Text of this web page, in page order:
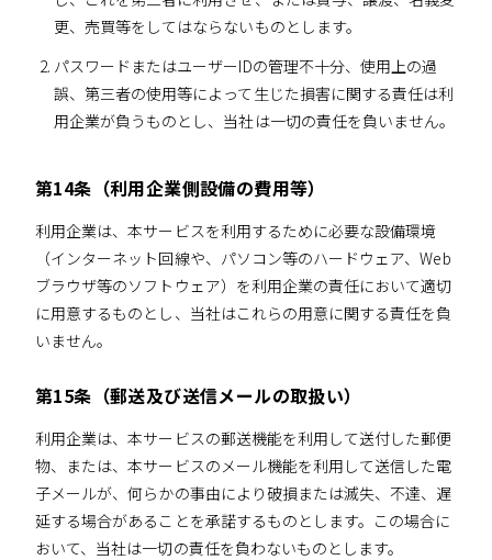
更、売買等をしてはならないものとします。
パスワードまたはユーザーIDの管理不十分、使用上の過
誤、第三者の使用等によって生じた損害に関する責任は利
用企業が負うものとし、当社は一切の責任を負いません。
第14条（利用企業側設備の費用等）
利用企業は、本サービスを利用するために必要な設備環境
（インターネット回線や、パソコン等のハードウェア、Web
ブラウザ等のソフトウェア）を利用企業の責任において適切
に用意するものとし、当社はこれらの用意に関する責任を負
いません。
第15条（郵送及び送信メールの取扱い）
利用企業は、本サービスの郵送機能を利用して送付した郵便
物、または、本サービスのメール機能を利用して送信した電
子メールが、何らかの事由により破損または滅失、不達、遅
延する場合があることを承諾するものとします。この場合に
おいて、当社は一切の責任を負わないものとします。